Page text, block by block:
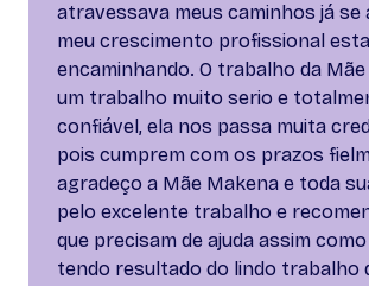
atravessava meus caminhos já se
meu crescimento profissional
encaminhando. O trabalho da
um trabalho muito serio e
confiável, ela nos passa muita
pois cumprem com os prazos
agradeço a Mãe Makena e toda
pelo excelente trabalho e
que precisam de ajuda assim
tendo resultado do lindo trabalho